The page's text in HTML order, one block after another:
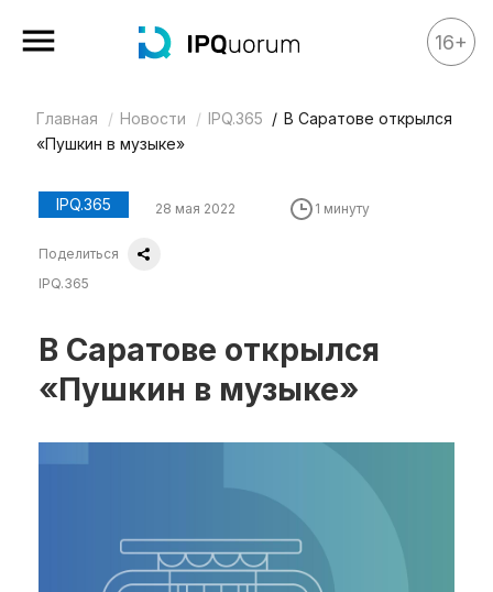
Все материалы
Аналитика
Legal review
События
IP Stories
Квиз
О нас
16+
Главная Новости IPQ.365
В Саратове открылся
«Пушкин в музыке»
IPQ.365 28 мая 2022 1 минуту
Поделиться
IPQ.365
В Саратове открылся
«Пушкин в музыке»